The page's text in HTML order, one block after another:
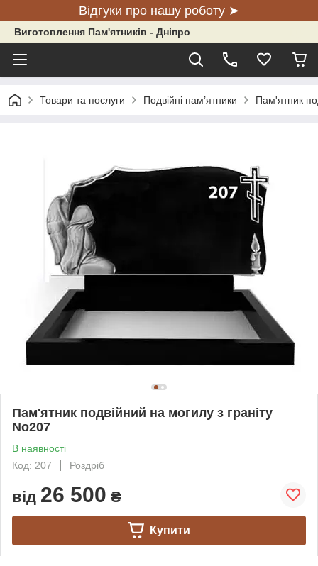
Відгуки про нашу роботу ➤
Виготовлення Пам'ятників - Дніпро
Товари та послуги Подвійні пам’ятники Пам'ятник
Пам'ятник подвійний на могилу з граніту
No207
В наявності
Код: 207
Роздріб
від 26 500 ₴
Купити